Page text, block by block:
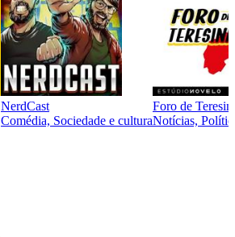
NerdCast
Comédia, Sociedade e cultura
Foro de
Notícias,